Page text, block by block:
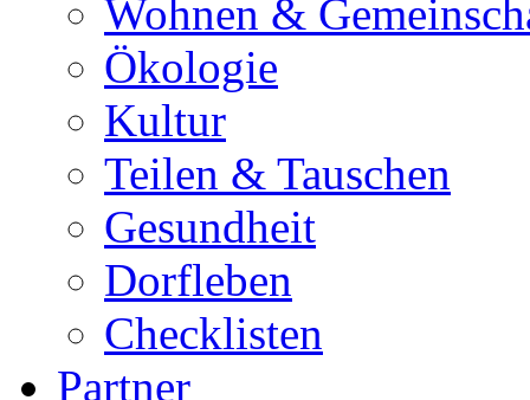
Wohnen &
Ökologie
Kultur
Teilen & Tauschen
Gesundheit
Dorfleben
Checklisten
Partner